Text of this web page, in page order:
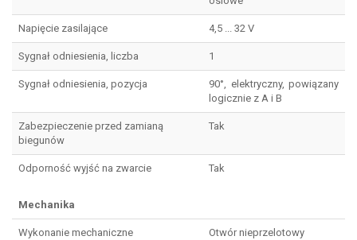
Napięcie zasilające 4,5 ... 32 V
Sygnał odniesienia, liczba 1
Sygnał odniesienia, pozycja
90°, elektryczny, powiązany
logicznie z A i B
Zabezpieczenie przed zamianą
biegunów
Tak
Odporność wyjść na zwarcie Tak
Mechanika
Wykonanie mechaniczne Otwór nieprzelotowy